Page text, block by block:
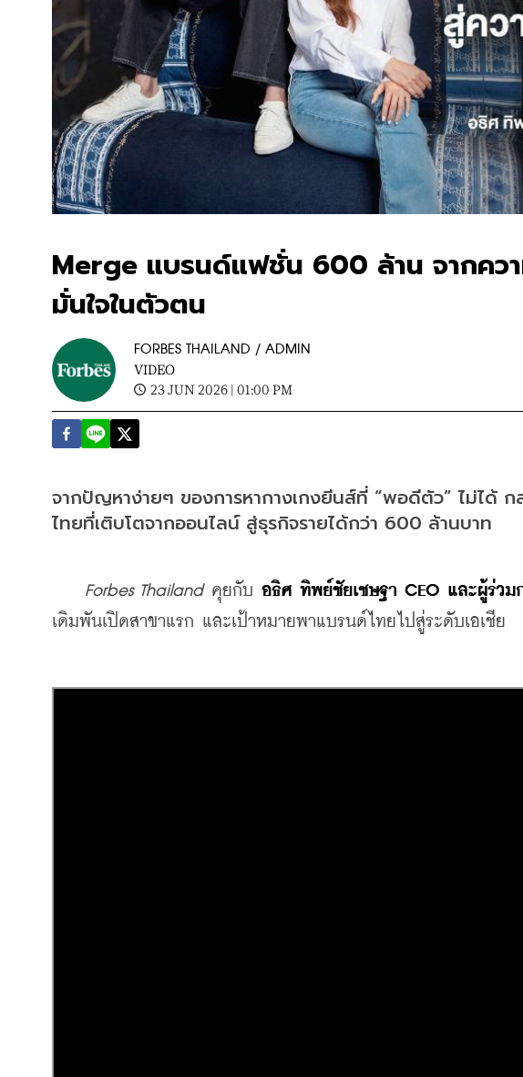
Merge แบรนด์แฟชั่น 600 ล้าน จากคว
มั่นใจในตัวตน
FORBES THAILAND / ADMIN
VIDEO
23 JUN 2026 | 01:00 PM
จากปัญหาง่ายๆ ของการหากางเกงยีนส์ที่ “พอดีตัว” ไม่ได้
ไทยที่เติบโตจากออนไลน์ สู่ธุรกิจรายได้กว่า 600 ล้านบาท
Forbes Thailand คุยกับ อธิศ ทิพย์ชัยเชษฐา CEO และผู้ร่วม
เดิมพันเปิดสาขาแรก และเป้าหมายพาแบรนด์ไทยไปสู่ระดับเอเชีย